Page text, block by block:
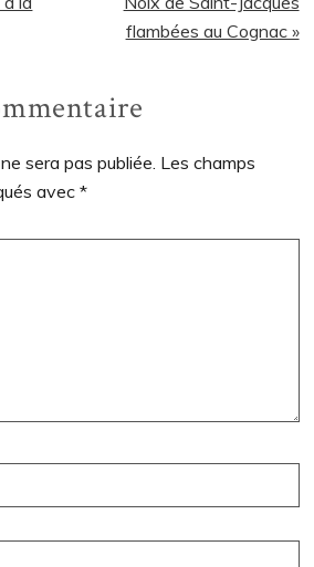
suivant
flambées au Cognac »
sera pas publiée. Les champs
avec*